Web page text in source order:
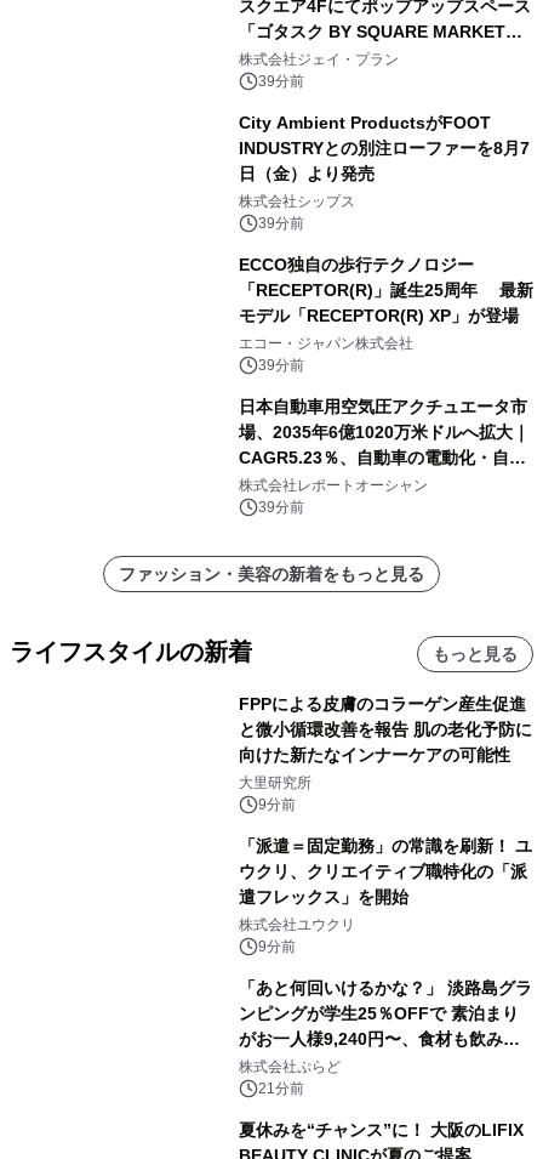
スクエア4Fにてポップアップスペース
「ゴタスク BY SQUARE MARKET」
の運営を開始
株式会社ジェイ・プラン
39分前
City Ambient ProductsがFOOT
INDUSTRYとの別注ローファーを8月7
日（金）より発売
株式会社シップス
39分前
ECCO独自の歩行テクノロジー
「RECEPTOR(R)」誕生25周年 最新
モデル「RECEPTOR(R) XP」が登場
エコー・ジャパン株式会社
39分前
日本自動車用空気圧アクチュエータ市
場、2035年6億1020万米ドルへ拡大｜
CAGR5.23％、自動車の電動化・自動
化・省エネ需要が成長を牽引
株式会社レポートオーシャン
39分前
ファッション・美容の新着をもっと見る
ライフスタイルの新着 もっと見る
FPPによる皮膚のコラーゲン産生促進
と微小循環改善を報告 肌の老化予防に
向けた新たなインナーケアの可能性
大里研究所
9分前
「派遣＝固定勤務」の常識を刷新！ ユ
ウクリ、クリエイティブ職特化の「派
遣フレックス」を開始
株式会社ユウクリ
9分前
「あと何回いけるかな？」 淡路島グラ
ンピングが学生25％OFFで 素泊まり
がお一人様9,240円〜、食材も飲み物
も持ち込み自由 「グランピングリゾー
ト Awaji」9月30日までの平日限定
株式会社ぷらど
21分前
夏休みを“チャンス”に！ 大阪のLIFIX